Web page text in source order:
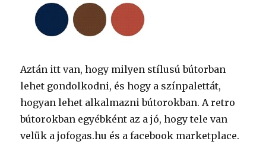
Aztán itt van, hogy milyen stílusú bútorban
lehet gondolkodni, és hogy a színpalettát,
hogyan lehet alkalmazni bútorokban. A retro
bútorokban egyébként az a jó, hogy tele van
velük a jofogas.hu és a facebook marketplace.